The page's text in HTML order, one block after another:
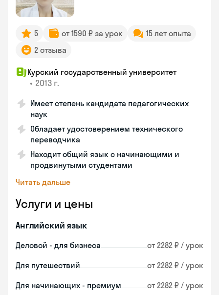
5 от 1590 ₽ за урок
15 лет опыта
2 отзыва
Курский государственный университет
• 2013 г.
Имеет степень кандидата педагогических
наук
Обладает удостоверением технического
переводчика
Находит общий язык с начинающими и
продвинутыми студентами
Читать дальше
Услуги и цены
Английский язык
Деловой - для бизнеса от 2282 ₽ / урок
Для путешествий от 2282 ₽ / урок
Для начинающих - премиум от 2282 ₽ / урок